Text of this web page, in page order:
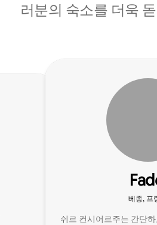
러분의 숙소를 더욱
베종, 프
쉬르 컨시어르주는 간단